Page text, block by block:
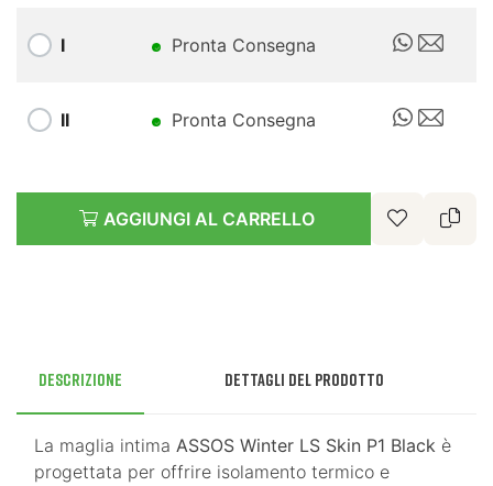
I Pronta Consegna
II Pronta Consegna
AGGIUNGI AL CARRELLO
Descrizione Dettagli del prodotto
La maglia intima ASSOS Winter LS Skin P1 Black è
progettata per offrire isolamento termico e